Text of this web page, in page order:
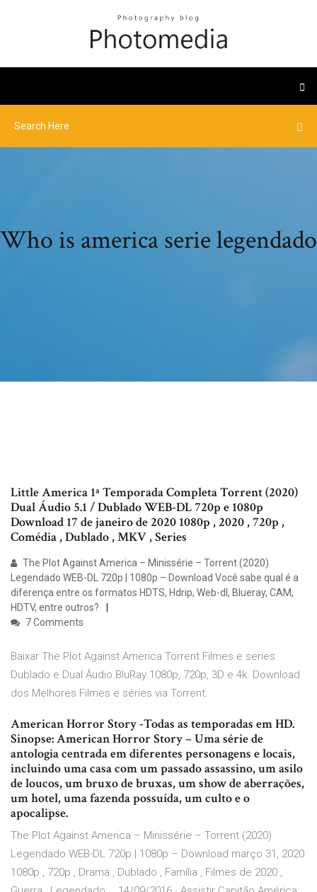
Who is america serie legendado
Little America 1ª Temporada Completa Torrent (2020)
Dual Áudio 5.1 / Dublado WEB-DL 720p e 1080p
Download 17 de janeiro de 2020 1080p , 2020 , 720p ,
Comédia , Dublado , MKV , Series
The Plot Against America – Minissérie – Torrent (2020)
Legendado WEB-DL 720p | 1080p – Download Você sabe qual é a
diferença entre os formatos HDTS, Hdrip, Web-dl, Blueray, CAM,
HDTV, entre outros?
7 Comments
Baixar The Plot Against America Torrent Filmes e series
Dublado e Dual Áudio BluRay 1080p, 720p, 3D e 4k. Download
dos Melhores Filmes e séries via Torrent.
American Horror Story -Todas as temporadas em HD.
Sinopse: American Horror Story – Uma série de
antologia centrada em diferentes personagens e locais,
incluindo uma casa com um passado assassino, um asilo
de loucos, um bruxo de bruxas, um show de aberrações,
um hotel, uma fazenda possuída, um culto e o
apocalipse.
The Plot Against America – Minissérie – Torrent (2020)
Legendado WEB-DL 720p | 1080p – Download março 31, 2020
1080p , 720p , Drama , Dublado , Família , Filmes de 2020 ,